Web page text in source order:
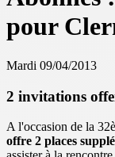
pour
Mardi 09/04/2013
2 invitations
A l'occasion de la
offre 2 places